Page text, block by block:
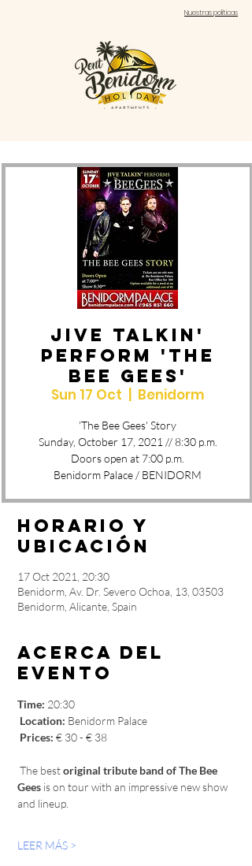
Nuestras políticas
JIVE TALKIN'
PERFORM 'THE
BEE GEES'
Sun 17 Oct Benidorm
'The Bee Gees' Story
Sunday, October 17, 2021 // 8:30 p.m.
Doors open at 7:00 p.m.
Benidorm Palace / BENIDORM
Horario y
ubicación
17 Oct 2021, 20:30
Benidorm, Av. Dr. Severo Ochoa, 13, 03503
Benidorm, Alicante, Spain
Acerca del
evento
Time: 20:30
Location: Benidorm Palace
Prices: € 30 - € 38
The best original tribute band of The Bee
Gees is on tour with an impressive new show
and lineup.
LEER MÁS >